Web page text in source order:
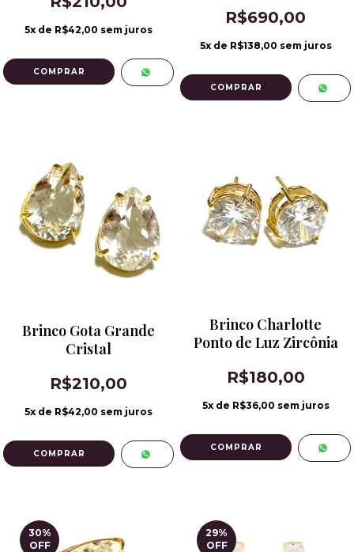
5x de R$42,00 sem juros
R$690,00
5x de R$138,00 sem juros
Brinco Gota Grande
Cristal
R$210,00
5x de R$42,00 sem juros
Brinco Charlotte
Ponto de Luz Zircônia
R$180,00
5x de R$36,00 sem juros
30%
OFF
29%
OFF